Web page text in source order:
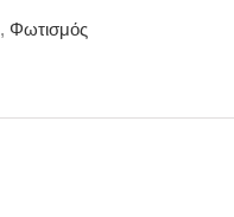
, Φωτισμός